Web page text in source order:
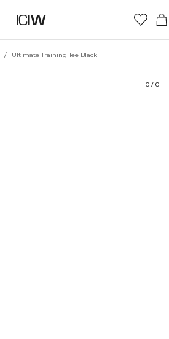
/ Ultimate Training Tee Black
0 / 0